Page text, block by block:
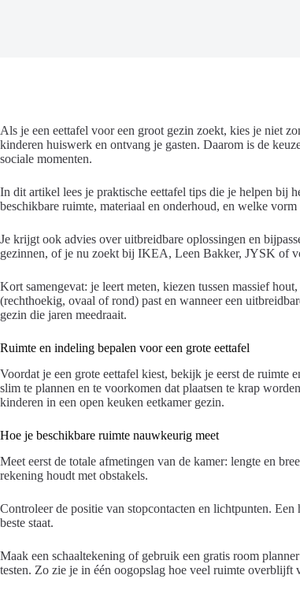
Als je een eettafel voor een groot gezin zoekt, kies je niet
kinderen huiswerk en ontvang je gasten. Daarom is de
sociale momenten.
In dit artikel lees je praktische eettafel tips die je helpen bij
beschikbare ruimte, materiaal en onderhoud, en welke
Je krijgt ook advies over uitbreidbare oplossingen en
gezinnen, of je nu zoekt bij IKEA, Leen Bakker, JYSK of
Kort samengevat: je leert meten, kiezen tussen massief
(rechthoekig, ovaal of rond) past en wanneer een
gezin die jaren meedraait.
Ruimte en indeling bepalen voor een grote eettafel
Voordat je een grote eettafel kiest, bekijk je eerst de ruimte
slim te plannen en te voorkomen dat plaatsen te krap
kinderen in een open keuken eetkamer gezin.
Hoe je beschikbare ruimte nauwkeurig meet
Meet eerst de totale afmetingen van de kamer: lengte en
rekening houdt met obstakels.
Controleer de positie van stopcontacten en lichtpunten.
beste staat.
Maak een schaaltekening of gebruik een gratis room
testen. Zo zie je in één oogopslag hoe veel ruimte overblijft